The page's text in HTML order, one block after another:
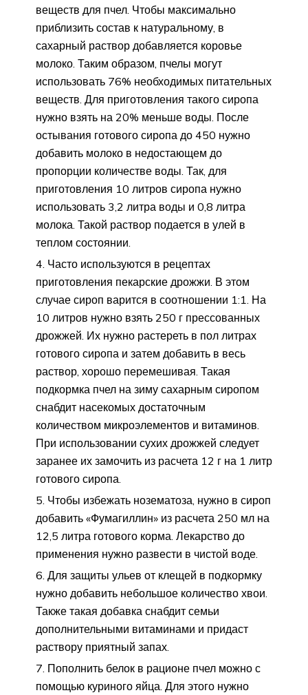
веществ для пчел. Чтобы максимально
приблизить состав к натуральному, в
сахарный раствор добавляется коровье
молоко. Таким образом, пчелы могут
использовать 76% необходимых питательных
веществ. Для приготовления такого сиропа
нужно взять на 20% меньше воды. После
остывания готового сиропа до 450 нужно
добавить молоко в недостающем до
пропорции количестве воды. Так, для
приготовления 10 литров сиропа нужно
использовать 3,2 литра воды и 0,8 литра
молока. Такой раствор подается в улей в
теплом состоянии.
Часто используются в рецептах
приготовления пекарские дрожжи. В этом
случае сироп варится в соотношении 1:1. На
10 литров нужно взять 250 г прессованных
дрожжей. Их нужно растереть в пол литрах
готового сиропа и затем добавить в весь
раствор, хорошо перемешивая. Такая
подкормка пчел на зиму сахарным сиропом
снабдит насекомых достаточным
количеством микроэлементов и витаминов.
При использовании сухих дрожжей следует
заранее их замочить из расчета 12 г на 1 литр
готового сиропа.
Чтобы избежать нозематоза, нужно в сироп
добавить «Фумагиллин» из расчета 250 мл на
12,5 литра готового корма. Лекарство до
применения нужно развести в чистой воде.
Для защиты ульев от клещей в подкормку
нужно добавить небольшое количество хвои.
Также такая добавка снабдит семьи
дополнительными витаминами и придаст
раствору приятный запах.
Пополнить белок в рационе пчел можно с
помощью куриного яйца. Для этого нужно